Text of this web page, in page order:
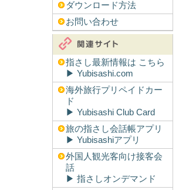
ダウンロード方法
お問い合わせ
指さし最新情報は こちら
▶︎ Yubisashi.com
海外旅行プリペイドカー
ド
▶︎ Yubisashi Club Card
旅の指さし会話帳アプリ
▶︎ Yubisashiアプリ
外国人観光客向け接客会
話
▶︎ 指さしオンデマンド